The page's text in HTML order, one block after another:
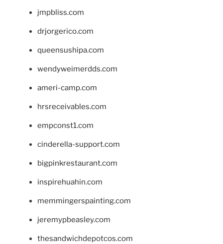
jmpbliss.com
drjorgerico.com
queensushipa.com
wendyweimerdds.com
ameri-camp.com
hrsreceivables.com
empconst1.com
cinderella-support.com
bigpinkrestaurant.com
inspirehuahin.com
memmingerspainting.com
jeremypbeasley.com
thesandwichdepotcos.com